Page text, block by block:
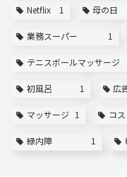
Netflix 1 母の日
業務スーパー 1
テニスボールマッサージ
初風呂 1 広
マッサージ 1 コ
緑内障 1